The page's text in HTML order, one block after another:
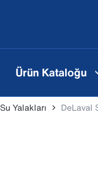
Ürün Kataloğu
Su Yalakları DeLaval